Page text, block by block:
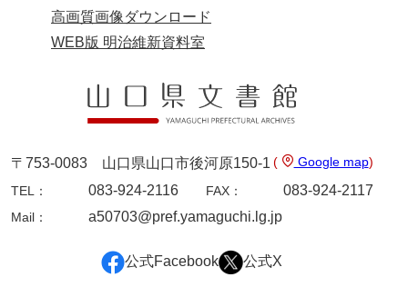
高画質画像ダウンロード
WEB版 明治維新資料室
〒753-0083 山口県山口市後河原150-1 ( Google map)
TEL：
083-924-2116 FAX： 083-924-2117
Mail： a50703@pref.yamaguchi.lg.jp
公式Facebook 公式X